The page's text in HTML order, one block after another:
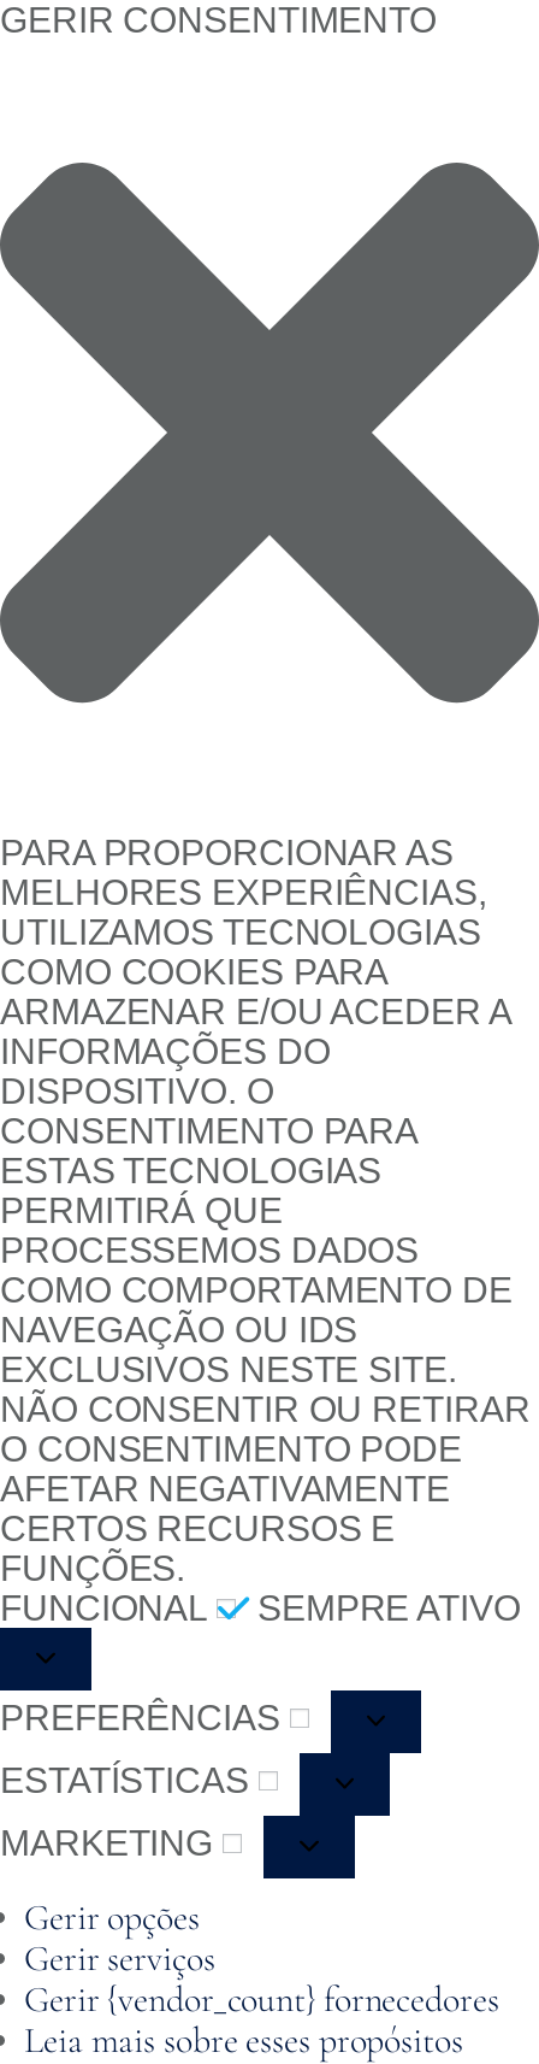
GERIR CONSENTIMENTO
PARA PROPORCIONAR AS
MELHORES EXPERIÊNCIAS,
UTILIZAMOS TECNOLOGIAS
COMO COOKIES PARA
ARMAZENAR E/OU ACEDER A
INFORMAÇÕES DO
DISPOSITIVO. O
CONSENTIMENTO PARA
ESTAS TECNOLOGIAS
PERMITIRÁ QUE
PROCESSEMOS DADOS
COMO COMPORTAMENTO DE
NAVEGAÇÃO OU IDS
EXCLUSIVOS NESTE SITE.
NÃO CONSENTIR OU RETIRAR
O CONSENTIMENTO PODE
AFETAR NEGATIVAMENTE
CERTOS RECURSOS E
FUNÇÕES.
FUNCIONAL
SEMPRE ATIVO
PREFERÊNCIAS
ESTATÍSTICAS
MARKETING
Gerir opções
Gerir serviços
Gerir {vendor_count} fornecedores
Leia mais sobre esses propósitos